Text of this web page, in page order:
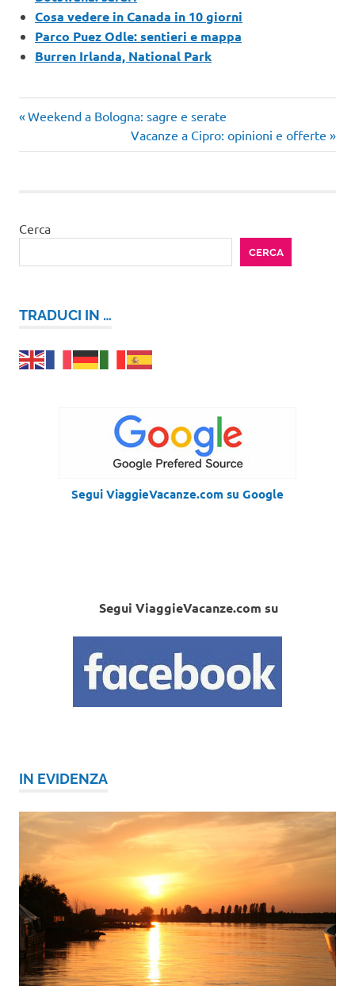
Cosa vedere in Canada in 10 giorni
Parco Puez Odle: sentieri e mappa
Burren Irlanda, National Park
Navigazione
articoli
Articolo
Weekend a Bologna: sagre e serate
Articolo
successivo:
Vacanze a Cipro: opinioni e offerte
Cerca
CERCA
TRADUCI IN …
Segui ViaggieVacanze.com su Google
Segui ViaggieVacanze.com su
IN EVIDENZA